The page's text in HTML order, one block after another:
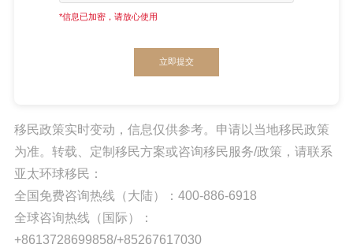
*信息已加密，请放心使用
立即提交
移民政策实时变动，信息仅供参考。申请以当地移民政策
为准。转载、定制移民方案或咨询移民服务/政策，请联系
亚太环球移民：
全国免费咨询热线（大陆）：400-886-6918
全球咨询热线（国际）：
+8613728699858/+85267617030